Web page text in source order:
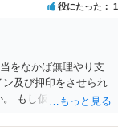
役にたった 1
をなかば無理やり支
及び押印をさせられ
もし仮に自らの意思
くなります。 もしそ